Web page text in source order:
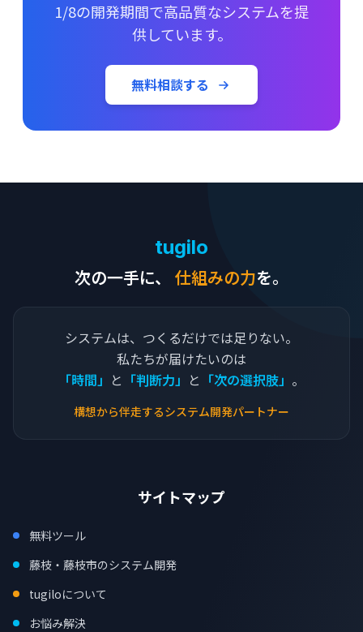
1/8の開発期間で高品質なシステムを提
供しています。
無料相談する
tugilo
次の一手に、
仕組みの力を。
システムは、つくるだけでは足りない。
私たちが届けたいのは
「時間」 と 「判断力」 と 「次の選択肢」 。
構想から伴走するシステム開発パートナー
サイトマップ
無料ツール
藤枝・藤枝市のシステム開発
tugiloについて
お悩み解決